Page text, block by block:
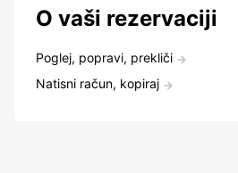
O vaši rezervaciji
Poglej, popravi, prekliči
Natisni račun, kopiraj